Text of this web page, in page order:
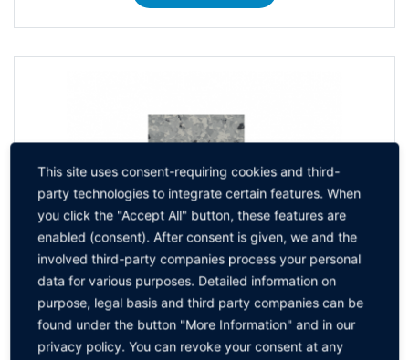
This site uses consent-requiring cookies and third-
party technologies to integrate certain features. When
you click the "Accept All" button, these features are
enabled (consent). After consent is given, we and the
involved third-party companies process your personal
data for various purposes. Detailed information on
purpose, legal basis and third party companies can be
found under the button "More Information" and in our
privacy policy. You can revoke your consent at any